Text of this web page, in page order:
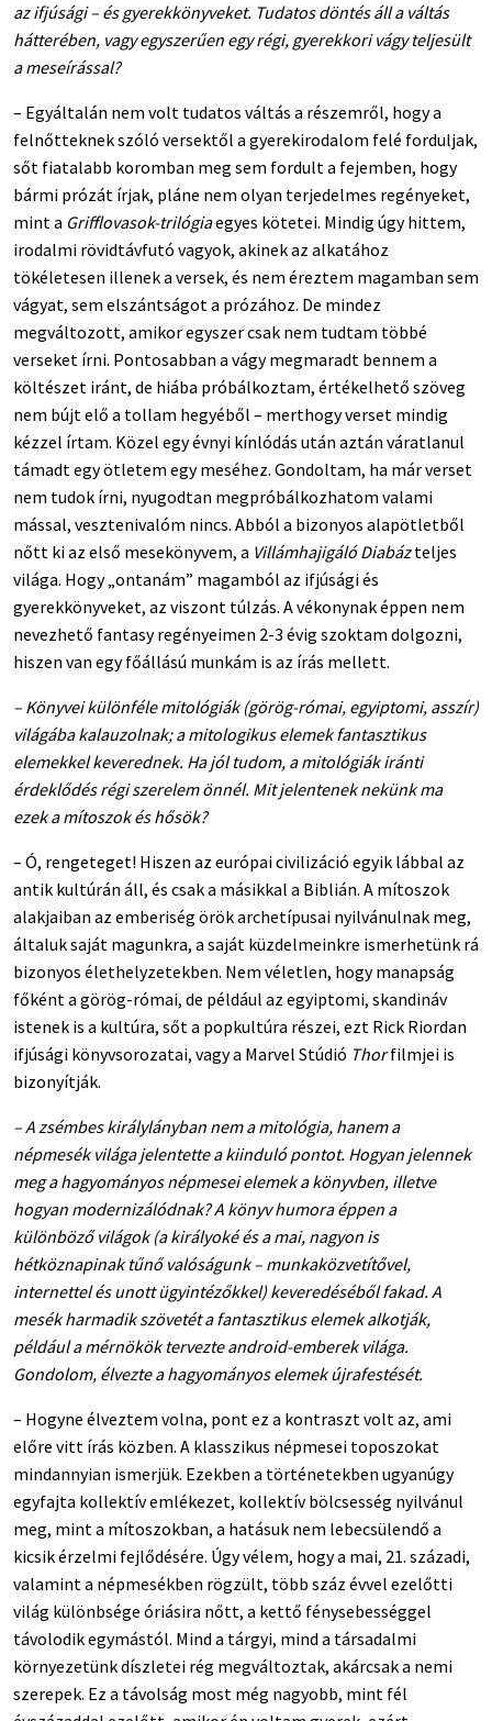
az ifjúsági – és gyerekkönyveket. Tudatos döntés áll a váltás
hátterében, vagy egyszerűen egy régi, gyerekkori vágy teljesült
a meseírással?
– Egyáltalán nem volt tudatos váltás a részemről, hogy a
felnőtteknek szóló versektől a gyerekirodalom felé forduljak,
sőt fiatalabb koromban meg sem fordult a fejemben, hogy
bármi prózát írjak, pláne nem olyan terjedelmes regényeket,
mint a Grifflovasok-trilógiaegyes kötetei. Mindig úgy hittem,
irodalmi rövidtávfutó vagyok, akinek az alkatához
tökéletesen illenek a versek, és nem éreztem magamban sem
vágyat, sem elszántságot a prózához. De mindez
megváltozott, amikor egyszer csak nem tudtam többé
verseket írni. Pontosabban a vágy megmaradt bennem a
költészet iránt, de hiába próbálkoztam, értékelhető szöveg
nem bújt elő a tollam hegyéből – merthogy verset mindig
kézzel írtam. Közel egy évnyi kínlódás után aztán váratlanul
támadt egy ötletem egy meséhez. Gondoltam, ha már verset
nem tudok írni, nyugodtan megpróbálkozhatom valami
mással, vesztenivalóm nincs. Abból a bizonyos alapötletből
nőtt ki az első mesekönyvem, a Villámhajigáló Diabázteljes
világa. Hogy „ontanám” magamból az ifjúsági és
gyerekkönyveket, az viszont túlzás. A vékonynak éppen nem
nevezhető fantasy regényeimen 2-3 évig szoktam dolgozni,
hiszen van egy főállású munkám is az írás mellett.
– Könyvei különféle mitológiák (görög-római, egyiptomi, asszír)
világába kalauzolnak; a mitologikus elemek fantasztikus
elemekkel keverednek. Ha jól tudom, a mitológiák iránti
érdeklődés régi szerelem önnél. Mit jelentenek nekünk ma
ezek a mítoszok és hősök?
– Ó, rengeteget! Hiszen az európai civilizáció egyik lábbal az
antik kultúrán áll, és csak a másikkal a Biblián. A mítoszok
alakjaiban az emberiség örök archetípusai nyilvánulnak meg,
általuk saját magunkra, a saját küzdelmeinkre ismerhetünk rá
bizonyos élethelyzetekben. Nem véletlen, hogy manapság
főként a görög-római, de például az egyiptomi, skandináv
istenek is a kultúra, sőt a popkultúra részei, ezt Rick Riordan
ifjúsági könyvsorozatai, vagy a Marvel Stúdió Thorfilmjei is
bizonyítják.
– A zsémbes királylányban nem a mitológia, hanem a
népmesék világa jelentette a kiinduló pontot. Hogyan jelennek
meg a hagyományos népmesei elemek a könyvben, illetve
hogyan modernizálódnak? A könyv humora éppen a
különböző világok (a királyoké és a mai, nagyon is
hétköznapinak tűnő valóságunk – munkaközvetítővel,
internettel és unott ügyintézőkkel) keveredéséből fakad. A
mesék harmadik szövetét a fantasztikus elemek alkotják,
például a mérnökök tervezte android-emberek világa.
Gondolom, élvezte a hagyományos elemek újrafestését.
– Hogyne élveztem volna, pont ez a kontraszt volt az, ami
előre vitt írás közben. A klasszikus népmesei toposzokat
mindannyian ismerjük. Ezekben a történetekben ugyanúgy
egyfajta kollektív emlékezet, kollektív bölcsesség nyilvánul
meg, mint a mítoszokban, a hatásuk nem lebecsülendő a
kicsik érzelmi fejlődésére. Úgy vélem, hogy a mai, 21. századi,
valamint a népmesékben rögzült, több száz évvel ezelőtti
világ különbsége óriásira nőtt, a kettő fénysebességgel
távolodik egymástól. Mind a tárgyi, mind a társadalmi
környezetünk díszletei rég megváltoztak, akárcsak a nemi
szerepek. Ez a távolság most még nagyobb, mint fél